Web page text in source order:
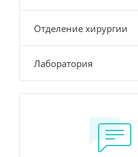
Отделение хирургии
Лаборатория